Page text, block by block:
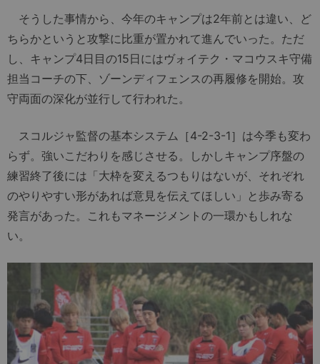
そうした事情から、今年のキャンプは2年前とは違い、ど
ちらかというと攻撃に比重が置かれて進んでいった。ただ
し、キャンプ4日目の15日にはヴォイテク・マコウスキ守備
担当コーチの下、ゾーンディフェンスの再履修を開始。攻
守両面の深化が並行して行われた。
スコルジャ監督の基本システム［4-2-3-1］は今季も変わ
らず。強いこだわりを感じさせる。しかしキャンプ序盤の
練習終了後には「大枠を変えるつもりはないが、それぞれ
のやりやすい形があれば意見を伝えてほしい」と歩み寄る
発言があった。これもマネージメントの一環かもしれな
い。